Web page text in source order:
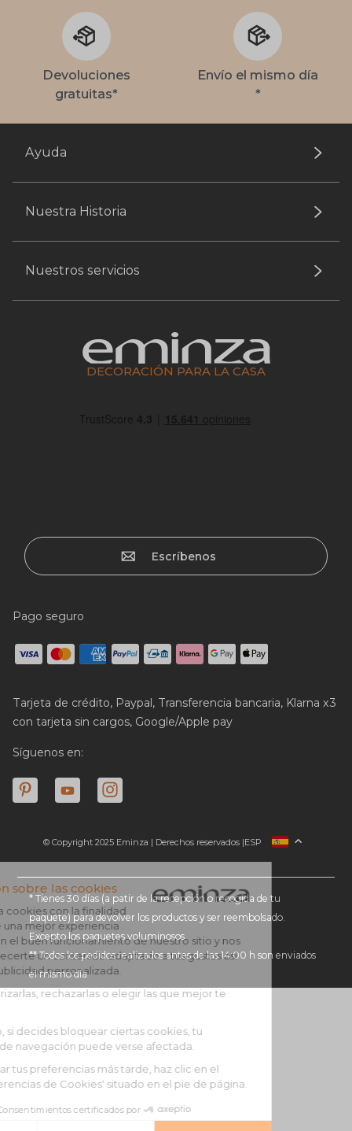
Devoluciones
gratuitas*
Envío el mismo día
*
Ayuda
Nuestra Historia
Nuestros servicios
DECORACIÓN PARA LA CASA
Escríbenos
Pago seguro
Tarjeta de crédito, Paypal, Transferencia bancaria, Klarna x3
con tarjeta sin cargos, Google/Apple pay
Síguenos en:
© Copyright 2025 Eminza | Derechos reservados |
FRANCIA
ALEMANIA
PAÍSES BAJOS
SUIZA
ESP
* Tienes 30 días (a patir de la recepción o recogida de tu
paquete) para devolver los productos y ser reembolsado.
Excepto los paquetes voluminosos
** Todos los pedidos realizados antes de las 14:00 h son enviados
el mismo día